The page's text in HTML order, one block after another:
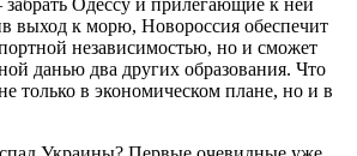
выход к морю, Новороссия обеспечит
независимостью, но и сможет
данью два других образования. Что
только в экономическом плане, но и в